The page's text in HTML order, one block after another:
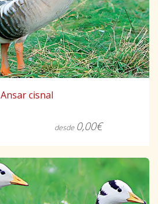
Ansar cisnal
desde 0,00€